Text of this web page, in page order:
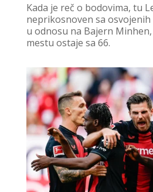
Kada je reč o bodovima, tu
neprikosnoven sa osvojenih
u odnosu na Bajern
mestu ostaje sa 66.